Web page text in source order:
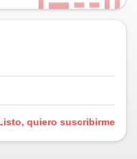
quiero suscribirme